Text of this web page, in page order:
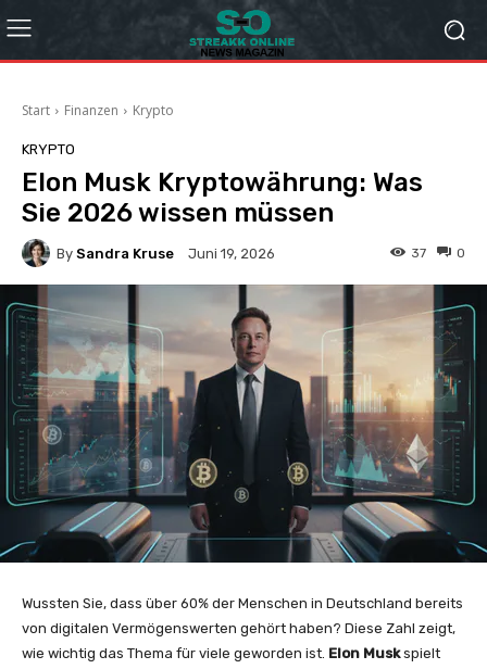
Start Finanzen Krypto
KRYPTO
Elon Musk Kryptowährung: Was
Sie 2026 wissen müssen
By Sandra Kruse Juni 19, 2026 0
37
Wussten Sie, dass über 60% der Menschen in Deutschland bereits
von digitalen Vermögenswerten gehört haben? Diese Zahl zeigt,
wie wichtig das Thema für viele geworden ist. Elon Muskspielt